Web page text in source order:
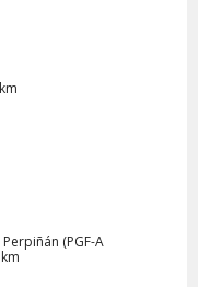
(PGF-A